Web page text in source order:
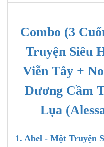
Combo (3
Truyện Siêu
Viễn Tây +
Dương Cầm
Lụa
1. Abel - Một Truyện